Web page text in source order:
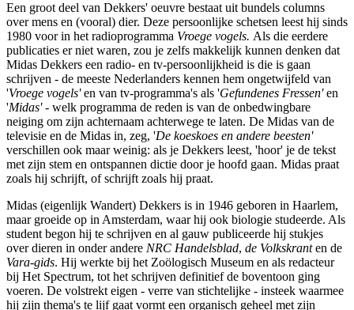
Een groot deel van Dekkers' oeuvre bestaat uit bundels columns
over mens en (vooral) dier. Deze persoonlijke schetsen leest hij sinds
1980 voor in het radioprogramma Vroege vogels. Als die eerdere
publicaties er niet waren, zou je zelfs makkelijk kunnen denken dat
Midas Dekkers een radio- en tv-persoonlijkheid is die is gaan
schrijven - de meeste Nederlanders kennen hem ongetwijfeld van
'Vroege vogels'en van tv-programma's als 'Gefundenes Fressen'en
'Midas'- welk programma de reden is van de onbedwingbare
neiging om zijn achternaam achterwege te laten. De Midas van de
televisie en de Midas in, zeg, 'De koeskoes en andere beesten'
verschillen ook maar weinig: als je Dekkers leest, 'hoor' je de tekst
met zijn stem en ontspannen dictie door je hoofd gaan. Midas praat
zoals hij schrijft, of schrijft zoals hij praat.
Midas (eigenlijk Wandert) Dekkers is in 1946 geboren in Haarlem,
maar groeide op in Amsterdam, waar hij ook biologie studeerde. Als
student begon hij te schrijven en al gauw publiceerde hij stukjes
over dieren in onder andere NRC Handelsblad, de Volkskranten de
Vara-gids. Hij werkte bij het Zoölogisch Museum en als redacteur
bij Het Spectrum, tot het schrijven definitief de boventoon ging
voeren. De volstrekt eigen - verre van stichtelijke - insteek waarmee
hij zijn thema's te lijf gaat vormt een organisch geheel met zijn